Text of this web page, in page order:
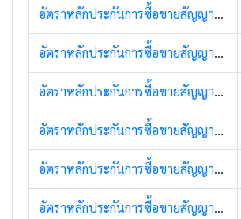
อัตราหลักประกันการซื้อขายสัญญาซื้อขายล่วงหน้า (21 มกราคม 2563)
อัตราหลักประกันการซื้อขายสัญญาซื้อขายล่วงหน้า (26 ธันวาคม 2562)
อัตราหลักประกันการซื้อขายสัญญาซื้อขายล่วงหน้า (17 ธันวาคม 2562)
อัตราหลักประกันการซื้อขายสัญญาซื้อขายล่วงหน้า (18 พฤศจิกายน 2562)
อัตราหลักประกันการซื้อขายสัญญาซื้อขายล่วงหน้า (18 ตุลาคม 2562)
อัตราหลักประกันการซื้อขายสัญญาซื้อขายล่วงหน้า (1 ตุลาคม 2562)